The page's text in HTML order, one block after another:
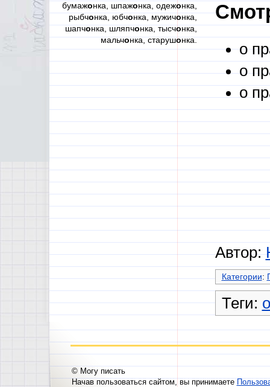
бумажонка, шпажонка, одежонка,
рыбчонка, юбчонка, мужичонка,
шапчонка, шляпчонка, тысчонка,
мальчонка, старушонка.
о
о
о
Автор:
Категории:
Теги:
© Могу писать
Начав пользоваться сайтом, вы принимаете